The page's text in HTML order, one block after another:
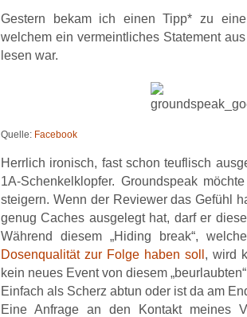
Gestern bekam ich einen Tipp* zu
welchem ein vermeintliches Statement
lesen war.
Quelle: Facebook
Herrlich ironisch, fast schon teuflisch
1A-Schenkelklopfer. Groundspeak
steigern. Wenn der Reviewer das Gefühl
genug Caches ausgelegt hat, darf er
Während diesem „Hiding break“,
Dosenqualität zur Folge haben soll, wird
kein neues Event von diesem
Einfach als Scherz abtun oder ist da am
Eine Anfrage an den Kontakt meines